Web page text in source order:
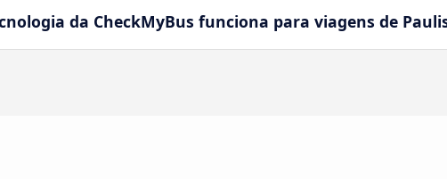
da CheckMyBus funciona para viagens de